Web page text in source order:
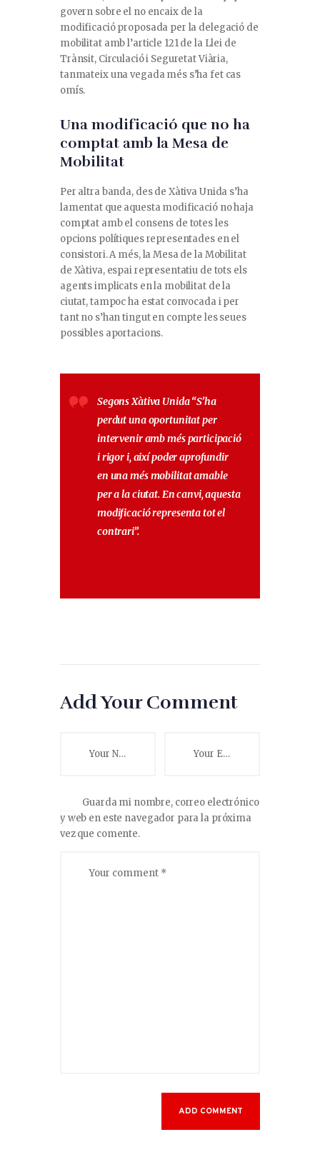
govern sobre el no encaix de la
modificació proposada per la delegació de
mobilitat amb l’article 121 de la Llei de
Trànsit, Circulació i Seguretat Viària,
tanmateix una vegada més s’ha fet cas
omís.
Una modificació que no ha
comptat amb la Mesa de
Mobilitat
Per altra banda, des de Xàtiva Unida s’ha
lamentat que aquesta modificació no haja
comptat amb el consens de totes les
opcions polítiques representades en el
consistori. A més, la Mesa de la Mobilitat
de Xàtiva, espai representatiu de tots els
agents implicats en la mobilitat de la
ciutat, tampoc ha estat convocada i per
tant no s’han tingut en compte les seues
possibles aportacions.
Segons Xàtiva Unida“S’ha
perdut una oportunitat per
intervenir amb més participació
i rigor i, així poder aprofundir
en una més mobilitat amable
per a la ciutat. En canvi, aquesta
modificació representa tot el
contrari”.
Add Your Comment
Guarda mi nombre, correo electrónico
y web en este navegador para la próxima
vez que comente.